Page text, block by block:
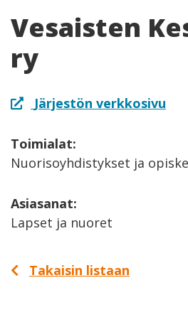
Vesaisten
ry
Järjestön verkkosivu
Toimialat:
Nuorisoyhdistykset ja
Asiasanat:
Lapset ja nuoret
Takaisin listaan